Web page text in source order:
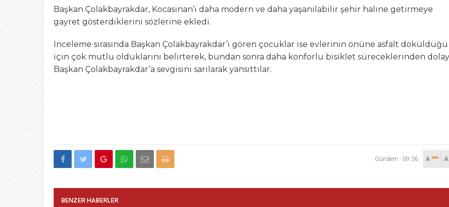
Başkan Çolakbayrakdar, Kocasinan’ı daha modern ve daha yaşanılabilir şehir haline getirmeye
gayret gösterdiklerini sözlerine ekledi.
İnceleme sırasında Başkan Çolakbayrakdar’ı gören çocuklar ise evlerinin önüne asfalt döküldüğü
için çok mutlu olduklarını belirterek, bundan sonra daha konforlu bisiklet süreceklerinden
Başkan Çolakbayrakdar’a sevgisini sarılarak yansıttılar.
Gündem - 09:36 A
BENZER HABERLER